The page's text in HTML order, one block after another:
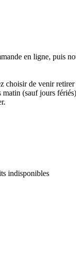
en ligne, puis
choisir de venir
matin (sauf jours
indisponibles